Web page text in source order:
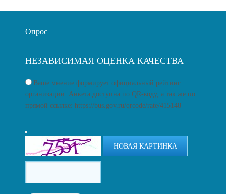
Опрос
НЕЗАВИСИМАЯ ОЦЕНКА КАЧЕСТВА
Ваше мнение формирует официальный рейтинг
организации: Анкета доступна по QR-коду, а так же по
прямой ссылке: https://bus.gov.ru/qrcode/rate/415148
НОВАЯ КАРТИНКА